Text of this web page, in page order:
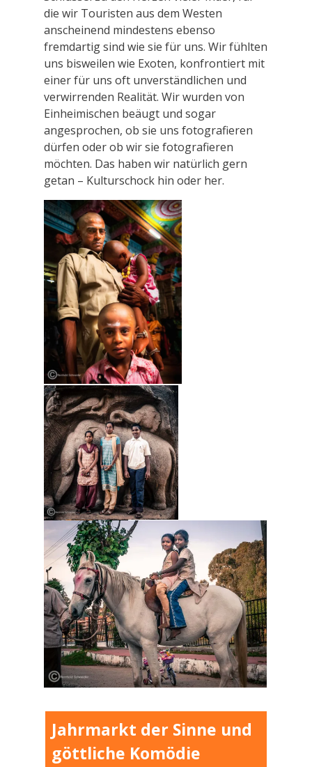
die wir Touristen aus dem Westen
anscheinend mindestens ebenso
fremdartig sind wie sie für uns. Wir fühlten
uns bisweilen wie Exoten, konfrontiert mit
einer für uns oft unverständlichen und
verwirrenden Realität. Wir wurden von
Einheimischen beäugt und sogar
angesprochen, ob sie uns fotografieren
dürfen oder ob wir sie fotografieren
möchten. Das haben wir natürlich gern
getan – Kulturschock hin oder her.
Jahrmarkt der Sinne und
göttliche Komödie